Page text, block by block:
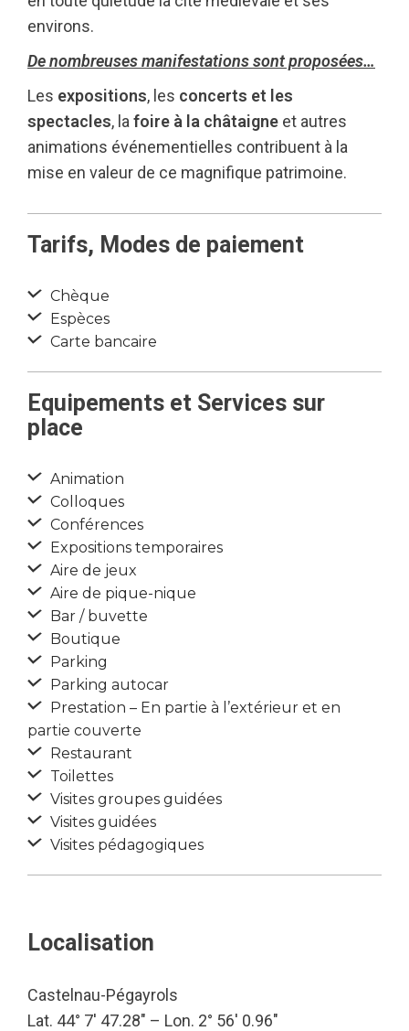
environs.
De nombreuses manifestations sont proposées…
Les expositions, les concerts et les
spectacles, la foire à la châtaigne et autres
animations événementielles contribuent à la
mise en valeur de ce magnifique patrimoine.
Tarifs, Modes de paiement
Chèque
Espèces
Carte bancaire
Equipements et Services sur
place
Animation
Colloques
Conférences
Expositions temporaires
Aire de jeux
Aire de pique-nique
Bar / buvette
Boutique
Parking
Parking autocar
Prestation – En partie à l’extérieur et en
partie couverte
Restaurant
Toilettes
Visites groupes guidées
Visites guidées
Visites pédagogiques
Localisation
Castelnau-Pégayrols
Lat. 44° 7′ 47.28″ – Lon. 2° 56′ 0.96″